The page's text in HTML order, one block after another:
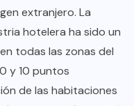
extranjero. La
hotelera ha sido un
todas las zonas del
y 10 puntos
de las habitaciones